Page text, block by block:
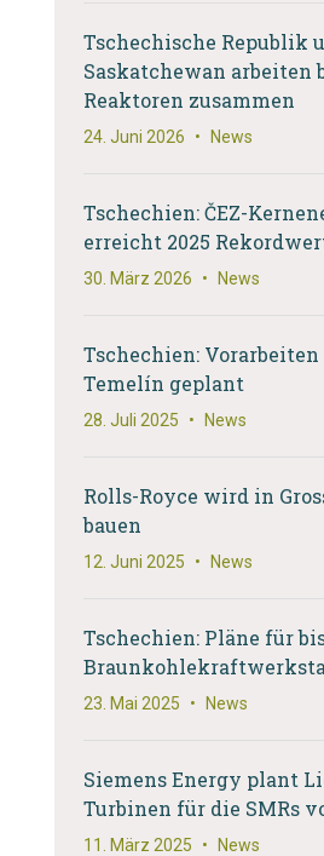
Tschechische Republik
Saskatchewan arbeiten
Reaktoren zusammen
24. Juni 2026 • News
Tschechien: ČEZ-
erreicht 2025
30. März 2026 • News
Tschechien:
Temelín geplant
28. Juli 2025 • News
Rolls-Royce wird in
bauen
12. Juni 2025 • News
Tschechien: Pläne für
23. Mai 2025 • News
Siemens Energy plant
Turbinen für die SMRs
11. März 2025 • News